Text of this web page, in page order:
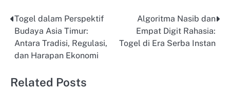
Post
navigation
Togel dalam Perspektif
Budaya Asia Timur:
Antara Tradisi, Regulasi,
dan Harapan Ekonomi
Algoritma Nasib dan
Empat Digit Rahasia:
Togel di Era Serba Instan
Related Posts